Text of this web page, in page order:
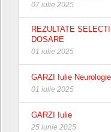
07 iulie 2025
REZULTATE
DOSARE
01 iulie 2025
GARZI Iulie Neurologie
01 iulie 2025
GARZI Iulie
25 iunie 2025